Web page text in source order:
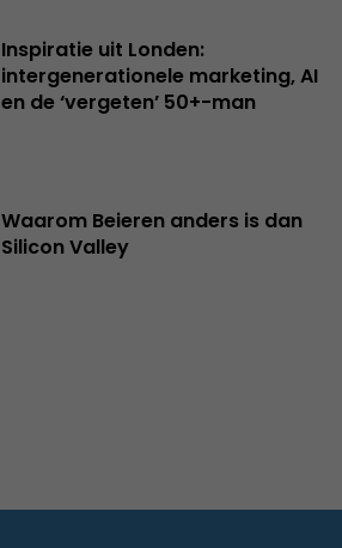
Inspiratie uit Londen:
intergenerationele marketing, AI
en de ‘vergeten’ 50+-man
Waarom Beieren anders is dan
Silicon Valley